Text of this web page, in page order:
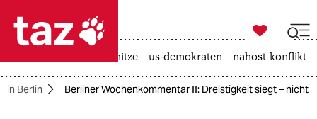
 taz zahl ich
taz zahl ich

taz zahl ich
hitze us-demokraten nahost-konflikt
in Berlin Berliner Wochenkommentar II: Dreistigkeit siegt – nicht